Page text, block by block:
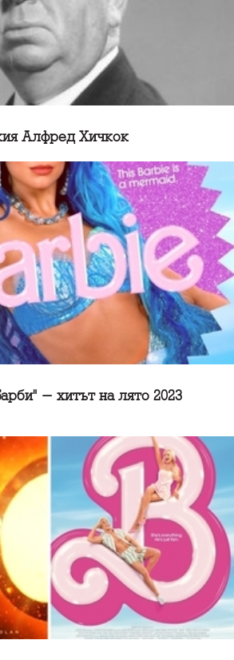
Алфред Хичкок
- хитът на лято 2023